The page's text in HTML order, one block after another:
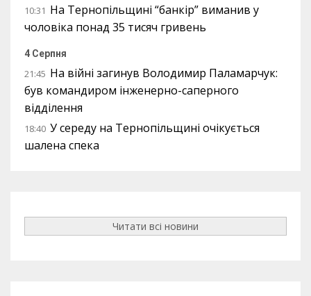
10:31 На Тернопільщині “банкір” виманив у
чоловіка понад 35 тисяч гривень
4 Серпня
21:45 На війні загинув Володимир Паламарчук:
був командиром інженерно-саперного
відділення
18:40 У середу на Тернопільщині очікується
шалена спека
Читати всі новини